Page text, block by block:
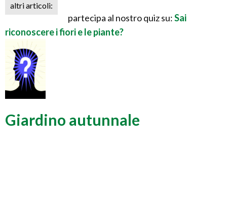
altri articoli:
partecipa al nostro quiz su:Sai
riconoscere i fiori e le piante?
Giardino autunnale